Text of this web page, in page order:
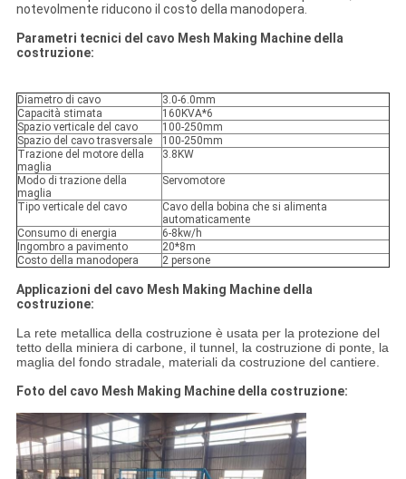
notevolmente riducono il costo della manodopera.
Parametri tecnici del cavo Mesh Making Machine della
costruzione:
Diametro di cavo
3.0-6.0mm
Capacità stimata
160KVA*6
Spazio verticale del cavo
100-250mm
Spazio del cavo trasversale
100-250mm
Trazione del motore della
maglia
3.8KW
Modo di trazione della
maglia
Servomotore
Tipo verticale del cavo
Cavo della bobina che si alimenta
automaticamente
Consumo di energia
6-8kw/h
Ingombro a pavimento
20*8m
Costo della manodopera
2 persone
Applicazioni del cavo Mesh Making Machine della
costruzione:
La rete metallica della costruzione è usata per la protezione del
tetto della miniera di carbone, il tunnel, la costruzione di ponte, la
maglia del fondo stradale, materiali da costruzione del cantiere.
Foto del cavo Mesh Making Machine della costruzione: